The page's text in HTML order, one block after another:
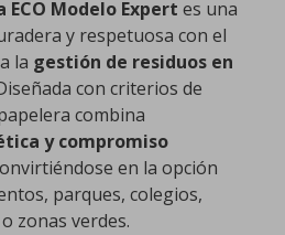
ECO Modelo Expert es una
y respetuosa con el
la gestión de residuos en
con criterios de
combina
y compromiso
en la opción
parques, colegios,
zonas verdes.